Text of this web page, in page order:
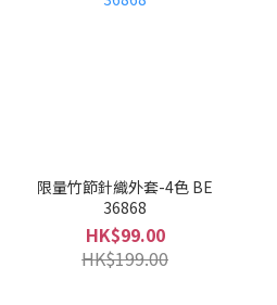
限量竹節針織外套-4色 BE
36868
HK$99.00
HK$199.00